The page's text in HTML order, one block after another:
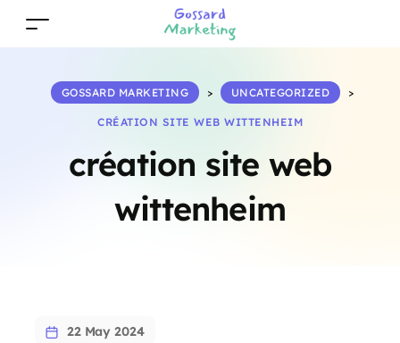
création site web
wittenheim
GOSSARD MARKETING > UNCATEGORIZED >
CRÉATION SITE WEB WITTENHEIM
22 May 2024